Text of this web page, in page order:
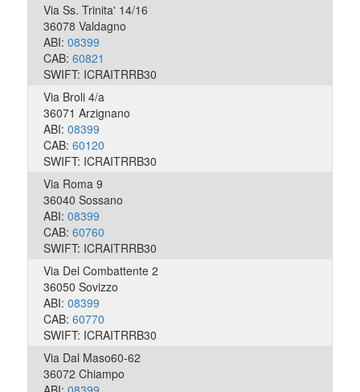
Via Ss. Trinita' 14/16
36078 Valdagno
ABI: 08399
CAB: 60821
SWIFT: ICRAITRRB30
Via Broli 4/a
36071 Arzignano
ABI: 08399
CAB: 60120
SWIFT: ICRAITRRB30
Via Roma 9
36040 Sossano
ABI: 08399
CAB: 60760
SWIFT: ICRAITRRB30
Via Del Combattente 2
36050 Sovizzo
ABI: 08399
CAB: 60770
SWIFT: ICRAITRRB30
Via Dal Maso60-62
36072 Chiampo